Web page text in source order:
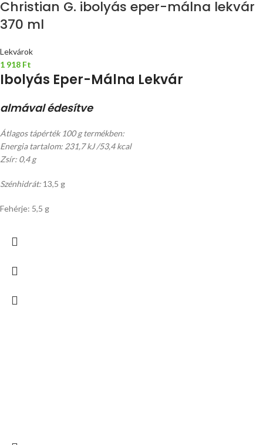
Christian G. ibolyás eper-málna lekvár
370 ml
Lekvárok
1 918 Ft
Ibolyás Eper-Málna Lekvár
almával édesítve
Átlagos tápérték 100 g termékben:
Energia tartalom: 231,7 kJ /53,4 kcal
Zsír: 0,4 g
Szénhidrát: 13,5 g
Fehérje: 5,5 g